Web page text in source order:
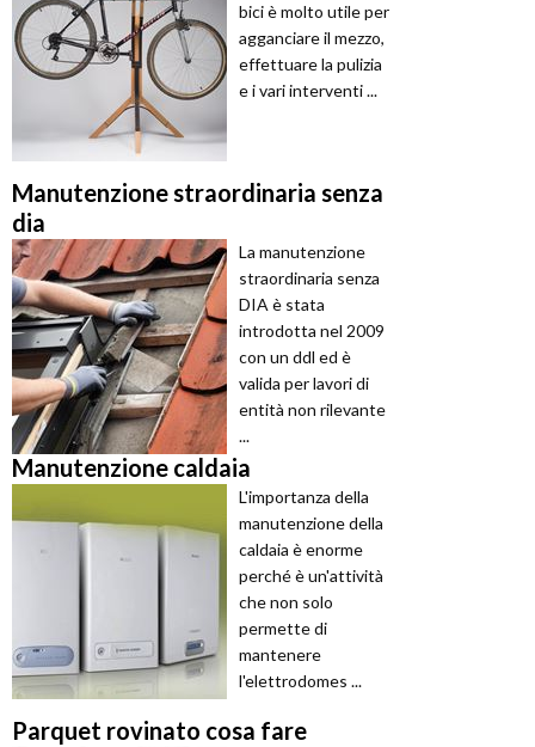
bici è molto utile per
agganciare il mezzo,
effettuare la pulizia
e i vari interventi ...
Manutenzione straordinaria senza
dia
La manutenzione
straordinaria senza
DIA è stata
introdotta nel 2009
con un ddl ed è
valida per lavori di
entità non rilevante
...
Manutenzione caldaia
L'importanza della
manutenzione della
caldaia è enorme
perché è un'attività
che non solo
permette di
mantenere
l'elettrodomes ...
Parquet rovinato cosa fare